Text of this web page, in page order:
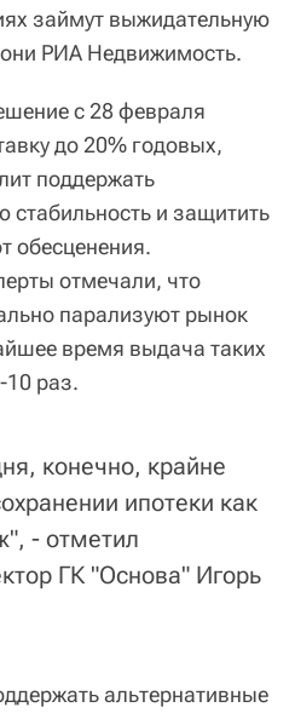
займут выжидательную
РИА Недвижимость.
c 28 февраля
до 20% годовых,
поддержать
и защитить
обесценения.
отмечали, что
парализуют рынок
время выдача таких
10 раз.
конечно, крайне
ипотеки как
- отметил
ГК "Основа" Игорь
альтернативные